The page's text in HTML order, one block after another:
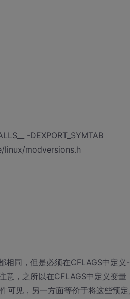
-DEXPORT_SYMTAB
linux/modversions.h
同，但是必须在CFLAGS中定义-
意，之所以在CFLAGS中定义变量
可见，另一方面等价于将这些预定